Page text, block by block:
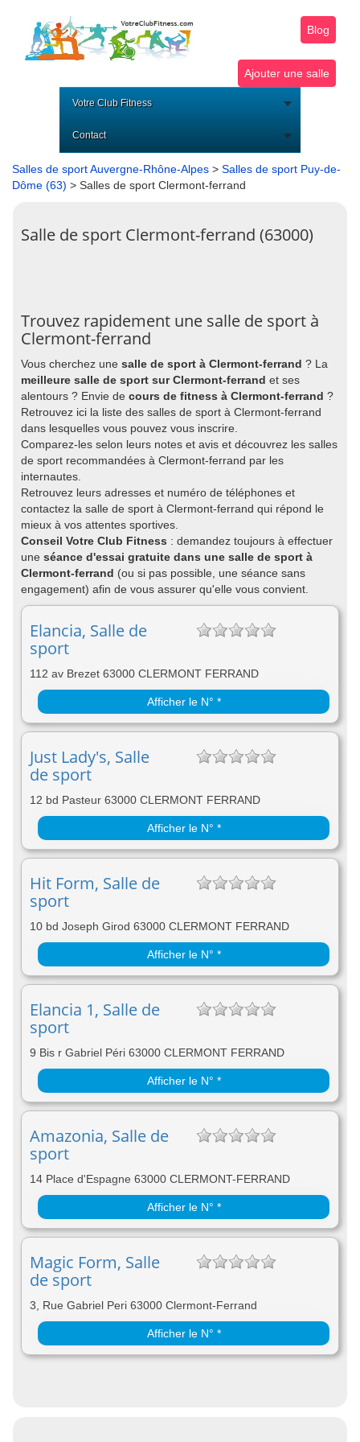
Blog
Ajouter une salle
Votre Club Fitness
Contact
Salles de sport Auvergne-Rhône-Alpes > Salles de sport Puy-de-
Dôme (63) > Salles de sport Clermont-ferrand
Salle de sport Clermont-ferrand (63000)
Trouvez rapidement une salle de sport à
Clermont-ferrand
Vous cherchez une salle de sport à Clermont-ferrand ? La
meilleure salle de sport sur Clermont-ferrand et ses
alentours ? Envie de cours de fitness à Clermont-ferrand ?
Retrouvez ici la liste des salles de sport à Clermont-ferrand
dans lesquelles vous pouvez vous inscrire.
Comparez-les selon leurs notes et avis et découvrez les salles
de sport recommandées à Clermont-ferrand par les
internautes.
Retrouvez leurs adresses et numéro de téléphones et
contactez la salle de sport à Clermont-ferrand qui répond le
mieux à vos attentes sportives.
Conseil Votre Club Fitness : demandez toujours à effectuer
une séance d'essai gratuite dans une salle de sport à
Clermont-ferrand (ou si pas possible, une séance sans
engagement) afin de vous assurer qu'elle vous convient.
Elancia, Salle de
sport
112 av Brezet 63000 CLERMONT FERRAND
Afficher le N° *
Just Lady's, Salle
de sport
12 bd Pasteur 63000 CLERMONT FERRAND
Afficher le N° *
Hit Form, Salle de
sport
10 bd Joseph Girod 63000 CLERMONT FERRAND
Afficher le N° *
Elancia 1, Salle de
sport
9 Bis r Gabriel Péri 63000 CLERMONT FERRAND
Afficher le N° *
Amazonia, Salle de
sport
14 Place d'Espagne 63000 CLERMONT-FERRAND
Afficher le N° *
Magic Form, Salle
de sport
3, Rue Gabriel Peri 63000 Clermont-Ferrand
Afficher le N° *